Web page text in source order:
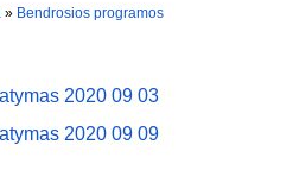
» Bendrosios programos
2020 09 03
2020 09 09